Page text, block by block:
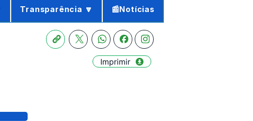
Transparência 🔽 📰Notícias
Imprimir